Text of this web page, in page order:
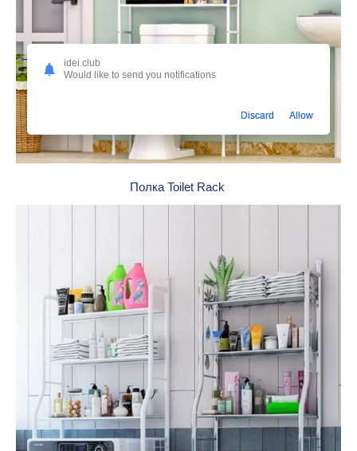
Полка Toilet Rack
idei.club
Would like to send you notifications
Discard Allow